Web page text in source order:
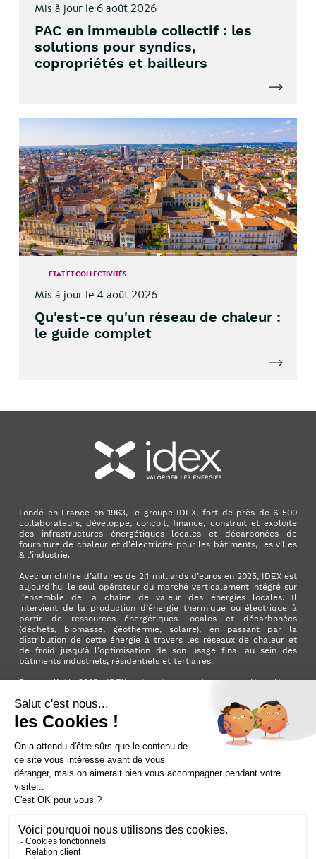
Mis à jour le 6 août 2026
PAC en immeuble collectif : les
solutions pour syndics,
copropriétés et bailleurs
Lire
ETAT ET COLLECTIVITÉS
Mis à jour le 4 août 2026
Qu'est-ce qu'un réseau de chaleur :
le guide complet
Lire
Fondé en France en 1963, le groupe IDEX, fort de près de 6 500
collaborateurs, développe, conçoit, finance, construit et exploite
des infrastructures énergétiques locales et décarbonées de
fourniture de chaleur et d’électricité pour les bâtiments, les villes
& l’industrie.
Avec un chiffre d’affaires de 2,1 milliards d’euros en 2025, IDEX est
aujourd’hui le seul opérateur du marché verticalement intégré sur
l’ensemble de la chaîne de valeur des énergies locales. Il
intervient de la production d’énergie thermique ou électrique à
partir de ressources énergétiques locales et décarbonées
(déchets, biomasse, géothermie, solaire), en passant par la
distribution de cette énergie à travers les réseaux de chaleur et
de froid jusqu'à l’optimisation de son usage final au sein des
bâtiments industriels, résidentiels et tertiaires.
Depuis l’été 2025, IDEX est entreprise à mission. Une étape
positif pour la planète et pour la société.
FacebookInstagramYouTube
Mentions légales